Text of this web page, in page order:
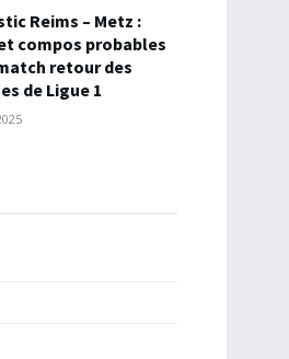
Reims – Metz :
compos probables
retour des
de Ligue 1